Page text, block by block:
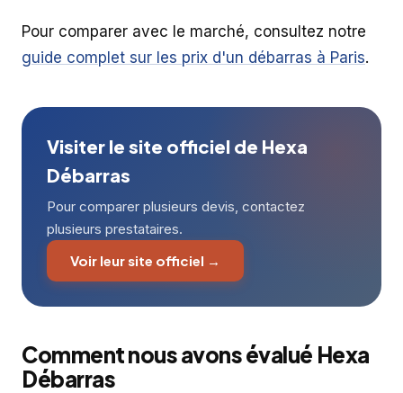
Pour comparer avec le marché, consultez notre
guide complet sur les prix d'un débarras à Paris.
Visiter le site officiel de Hexa
Débarras
Pour comparer plusieurs devis, contactez
plusieurs prestataires.
Voir leur site officiel →
Comment nous avons évalué Hexa
Débarras